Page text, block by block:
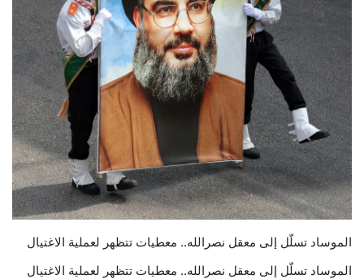
الموساد تسلّل إلى معقل نصرالله.. معطيات تتظهر لعملية الاغتيال
الموساد تسلّل إلى معقل نصرالله.. معطيات تتظهر لعملية الاغتيال